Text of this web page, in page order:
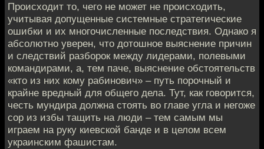
Происходит то, чего не может не происходить,
учитывая допущенные системные стратегические
ошибки и их многочисленные последствия. Однако я
абсолютно уверен, что дотошное выяснение причин
и следствий разборок между лидерами, полевыми
командирами, а, тем паче, выяснение обстоятельств
«кто из них кому рабинович» – путь порочный и
крайне вредный для общего дела. Тут, как говорится,
честь мундира должна стоять во главе угла и негоже
сор из избы тащить на люди – тем самым мы
играем на руку киевской банде и в целом всем
украинским фашистам.